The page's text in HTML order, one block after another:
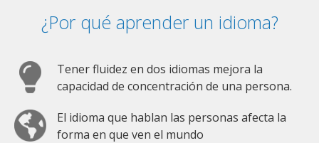
¿Por qué aprender un idioma?
Tener fluidez en dos idiomas mejora la
capacidad de concentración de una persona.
El idioma que hablan las personas afecta la
forma en que ven el mundo